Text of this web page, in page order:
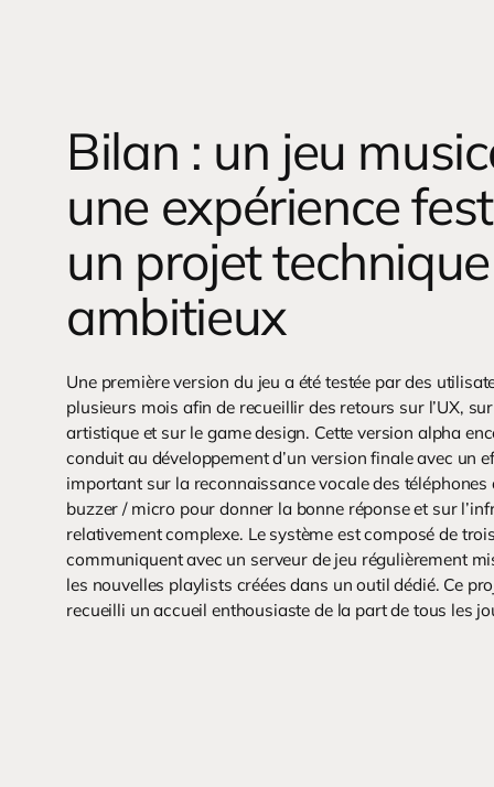
Bilan : un jeu
une expérience
un projet technique
ambitieux
Une première version du jeu a été testée par des
plusieurs mois afin de recueillir des retours sur l’UX,
artistique et sur le game design. Cette version alpha
conduit au développement d’un version finale avec un
important sur la reconnaissance vocale des téléphones
buzzer / micro pour donner la bonne réponse et sur
relativement complexe. Le système est composé de
communiquent avec un serveur de jeu régulièrement
les nouvelles playlists créées dans un outil dédié. Ce
recueilli un accueil enthousiaste de la part de tous les